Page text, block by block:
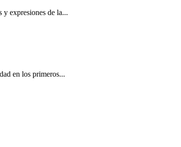
y expresiones de la...
en los primeros...